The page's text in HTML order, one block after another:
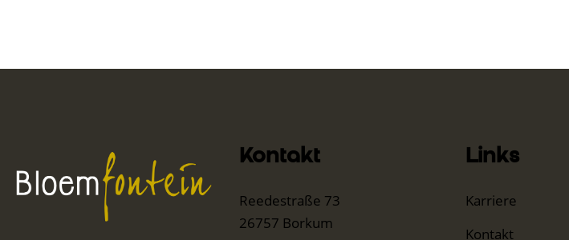
Kontakt
Reedestraße 73
26757 Borkum
Links
Karriere
Kontakt